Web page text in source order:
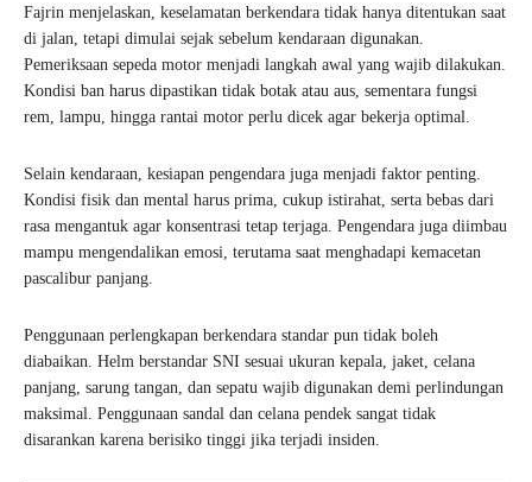
Fajrin menjelaskan, keselamatan berkendara tidak hanya ditentukan saat
di jalan, tetapi dimulai sejak sebelum kendaraan digunakan.
Pemeriksaan sepeda motor menjadi langkah awal yang wajib dilakukan.
Kondisi ban harus dipastikan tidak botak atau aus, sementara fungsi
rem, lampu, hingga rantai motor perlu dicek agar bekerja optimal.
Selain kendaraan, kesiapan pengendara juga menjadi faktor penting.
Kondisi fisik dan mental harus prima, cukup istirahat, serta bebas dari
rasa mengantuk agar konsentrasi tetap terjaga. Pengendara juga diimbau
mampu mengendalikan emosi, terutama saat menghadapi kemacetan
pascalibur panjang.
Penggunaan perlengkapan berkendara standar pun tidak boleh
diabaikan. Helm berstandar SNI sesuai ukuran kepala, jaket, celana
panjang, sarung tangan, dan sepatu wajib digunakan demi perlindungan
maksimal. Penggunaan sandal dan celana pendek sangat tidak
disarankan karena berisiko tinggi jika terjadi insiden.